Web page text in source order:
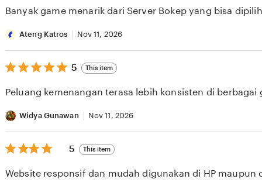
5
Banyak game menarik dari Server Bokep yang bisa
Ateng Katros Nov 11, 2026
5
out
5
5 This item
Peluang kemenangan terasa lebih konsisten di berbagai
Widya Gunawan Nov 11, 2026
5
out
5
5 This item
Website responsif dan mudah digunakan di HP maupun